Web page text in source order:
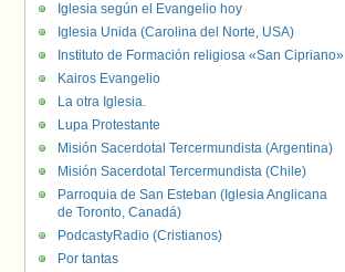
Iglesia según el Evangelio hoy
Iglesia Unida (Carolina del Norte, USA)
Instituto de Formación religiosa «San Cipriano»
Kairos Evangelio
La otra Iglesia.
Lupa Protestante
Misión Sacerdotal Tercermundista (Argentina)
Misión Sacerdotal Tercermundista (Chile)
Parroquia de San Esteban (Iglesia Anglicana
de Toronto, Canadá)
PodcastyRadio (Cristianos)
Por tantas